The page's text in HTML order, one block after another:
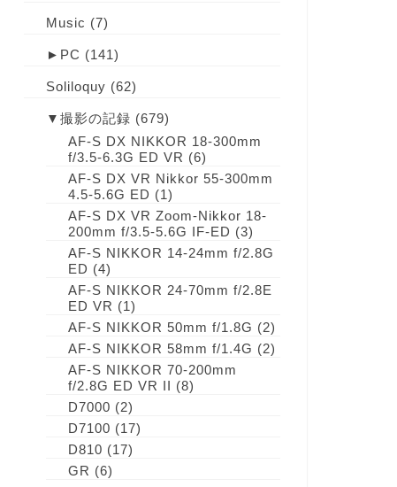
Music (7)
► PC (141)
Soliloquy (62)
▼ 撮影の記録 (679)
AF-S DX NIKKOR 18-300mm
f/3.5-6.3G ED VR (6)
AF-S DX VR Nikkor 55-300mm
4.5-5.6G ED (1)
AF-S DX VR Zoom-Nikkor 18-
200mm f/3.5-5.6G IF-ED (3)
AF-S NIKKOR 14-24mm f/2.8G
ED (4)
AF-S NIKKOR 24-70mm f/2.8E
ED VR (1)
AF-S NIKKOR 50mm f/1.8G (2)
AF-S NIKKOR 58mm f/1.4G (2)
AF-S NIKKOR 70-200mm
f/2.8G ED VR II (8)
D7000 (2)
D7100 (17)
D810 (17)
GR (6)